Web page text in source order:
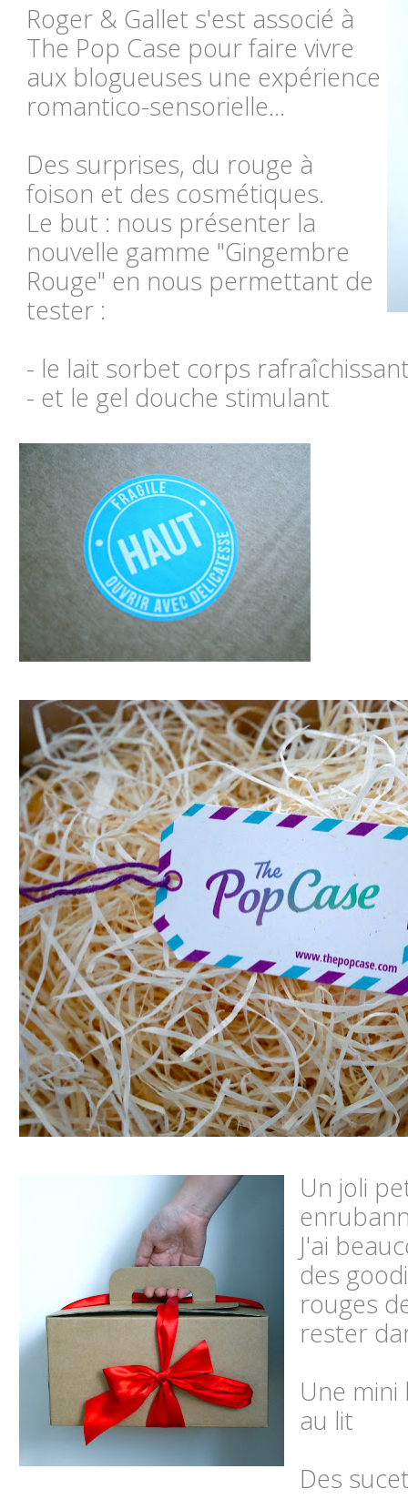
Roger & Gallet s'est associé à
The Pop Case pour faire vivre
aux blogueuses une expérience
romantico-sensorielle...
Des surprises, du rouge à
foison et des cosmétiques.
Le but : nous présenter la
nouvelle gamme "Gingembre
Rouge" en nous permettant de
tester :
- le lait sorbet corps
- et le gel douche stimulant
Un joli
J'ai
des
rouges
rester
Une mini
au lit
Des